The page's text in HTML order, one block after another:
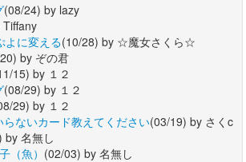
(08/24) by lazy
よに変える(10/28) by ☆魔女さくら☆
by ぞの君
15) by １２
(08/29) by １２
29) by １２
ないカード教えてください(03/19) by さくc
by 名無し
（魚） (02/03) by 名無し